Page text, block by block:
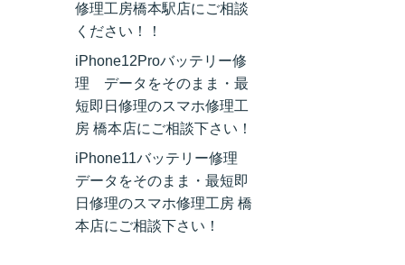
修理工房橋本駅店にご相談
ください！！
iPhone12Proバッテリー修
理 データをそのまま・最
短即日修理のスマホ修理工
房 橋本店にご相談下さい！
iPhone11バッテリー修理
データをそのまま・最短即
日修理のスマホ修理工房 橋
本店にご相談下さい！